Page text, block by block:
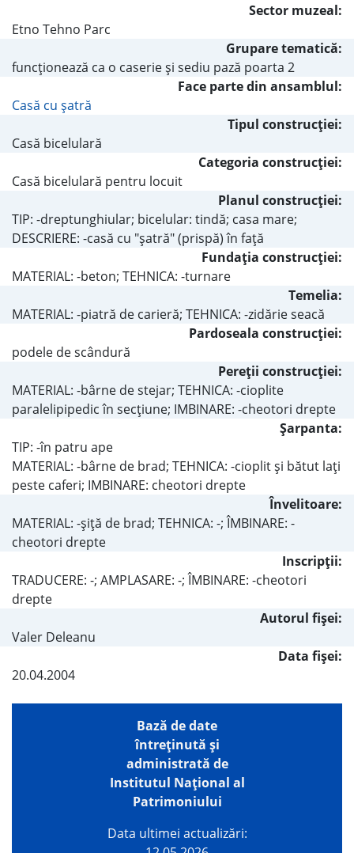
Sector muzeal:
Etno Tehno Parc
Grupare tematică:
funcţionează ca o caserie şi sediu pază poarta 2
Face parte din ansamblul:
Casă cu şatră
Tipul construcţiei:
Casă bicelulară
Categoria construcţiei:
Casă bicelulară pentru locuit
Planul construcţiei:
TIP: -dreptunghiular; bicelular: tindă; casa mare;
DESCRIERE: -casă cu "şatră" (prispă) în faţă
Fundaţia construcţiei:
MATERIAL: -beton; TEHNICA: -turnare
Temelia:
MATERIAL: -piatră de carieră; TEHNICA: -zidărie seacă
Pardoseala construcţiei:
podele de scândură
Pereţii construcţiei:
MATERIAL: -bârne de stejar; TEHNICA: -cioplite
paralelipipedic în secţiune; IMBINARE: -cheotori drepte
Şarpanta:
TIP: -în patru ape
MATERIAL: -bârne de brad; TEHNICA: -cioplit şi bătut laţi
peste caferi; IMBINARE: cheotori drepte
Învelitoare:
MATERIAL: -şiţă de brad; TEHNICA: -; ÎMBINARE: -
cheotori drepte
Inscripţii:
TRADUCERE: -; AMPLASARE: -; ÎMBINARE: -cheotori
drepte
Autorul fişei:
Valer Deleanu
Data fișei:
20.04.2004
Bază de date
întreţinută şi
administrată de
Institutul Național al
Patrimoniului
Data ultimei actualizări: